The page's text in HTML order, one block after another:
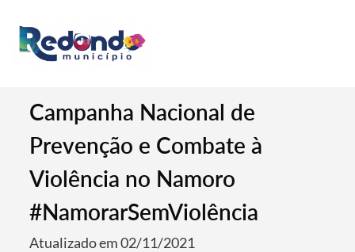
Campanha Nacional de
Prevenção e Combate à
Violência no Namoro
#NamorarSemViolência
Atualizado em 02/11/2021